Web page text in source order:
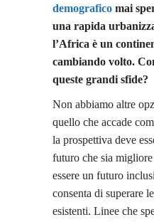
demografico mai
una rapida
l’Africa è un
cambiando volto.
queste grandi sfide?
Non abbiamo altre
quello che accade
la prospettiva deve
futuro che sia
essere un futuro
consenta di superare
esistenti. Linee che